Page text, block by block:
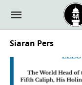
Siaran Pers